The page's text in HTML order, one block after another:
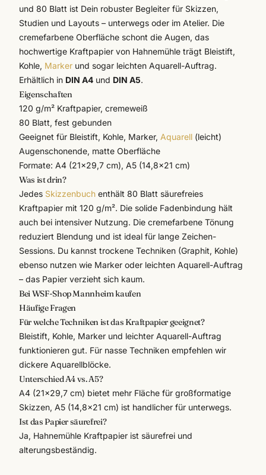
und 80 Blatt ist Dein robuster Begleiter für Skizzen,
Studien und Layouts – unterwegs oder im Atelier. Die
cremefarbene Oberfläche schont die Augen, das
hochwertige Kraftpapier von Hahnemühle trägt Bleistift,
Kohle, Marker und sogar leichten Aquarell-Auftrag.
Erhältlich in DIN A4 und DIN A5.
Eigenschaften
120 g/m² Kraftpapier, cremeweiß
80 Blatt, fest gebunden
Geeignet für Bleistift, Kohle, Marker, Aquarell (leicht)
Augenschonende, matte Oberfläche
Formate: A4 (21×29,7 cm), A5 (14,8×21 cm)
Was ist drin?
Jedes Skizzenbuch enthält 80 Blatt säurefreies
Kraftpapier mit 120 g/m². Die solide Fadenbindung hält
auch bei intensiver Nutzung. Die cremefarbene Tönung
reduziert Blendung und ist ideal für lange Zeichen-
Sessions. Du kannst trockene Techniken (Graphit, Kohle)
ebenso nutzen wie Marker oder leichten Aquarell-Auftrag
– das Papier verzieht sich kaum.
Bei WSF-Shop Mannheim kaufen
Häufige Fragen
Für welche Techniken ist das Kraftpapier geeignet?
Bleistift, Kohle, Marker und leichter Aquarell-Auftrag
funktionieren gut. Für nasse Techniken empfehlen wir
dickere Aquarellblöcke.
Unterschied A4 vs. A5?
A4 (21×29,7 cm) bietet mehr Fläche für großformatige
Skizzen, A5 (14,8×21 cm) ist handlicher für unterwegs.
Ist das Papier säurefrei?
Ja, Hahnemühle Kraftpapier ist säurefrei und
alterungsbeständig.